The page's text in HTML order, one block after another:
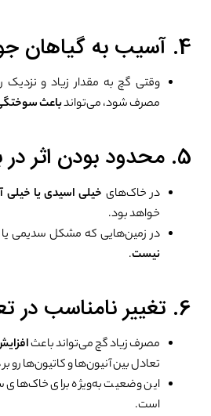
4. آسیب به گیاهان جوان
وقتی گچ به مقدار زیاد و
مصرف شود، می‌تواندباعث
5. محدود بودن اثر در برخی خاک‌ها
در خاک‌های خیلی اسیدی یا
خواهد بود.
در زمین‌هایی که مشکل سدیمی یا
نیست.
6. تغییر نامناسب در تعادل خاک
مصرف زیاد گچ می‌تواند باعث
تعادل بین آنیون‌ها و کاتیون‌ها رو
این وضعیت به‌ویژه برای
است.